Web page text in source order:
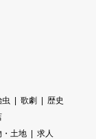
虫 歌劇
歴史
・土地
求人